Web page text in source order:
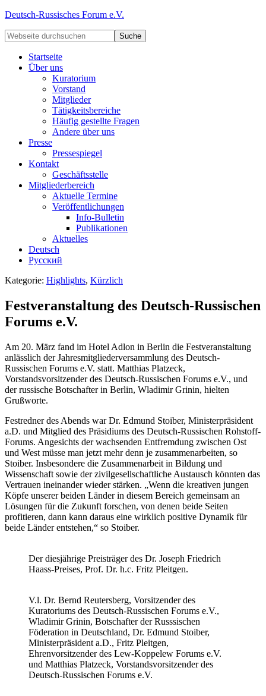
Deutsch-Russisches Forum e.V.
Startseite
Über uns
Kuratorium
Vorstand
Mitglieder
Tätigkeitsbereiche
Häufig gestellte Fragen
Andere über uns
Presse
Pressespiegel
Kontakt
Geschäftsstelle
Mitgliederbereich
Aktuelle Termine
Veröffentlichungen
Info-Bulletin
Publikationen
Aktuelles
Deutsch
Русский
Kategorie: Highlights, Kürzlich
Festveranstaltung des Deutsch-Russischen
Forums e.V.
Am 20. März fand im Hotel Adlon in Berlin die Festveranstaltung
anlässlich der Jahresmitgliederversammlung des Deutsch-
Russischen Forums e.V. statt. Matthias Platzeck,
Vorstandsvorsitzender des Deutsch-Russischen Forums e.V., und
der russische Botschafter in Berlin, Wladimir Grinin, hielten
Grußworte.
Festredner des Abends war Dr. Edmund Stoiber, Ministerpräsident
a.D. und Mitglied des Präsidiums des Deutsch-Russischen Rohstoff-
Forums. Angesichts der wachsenden Entfremdung zwischen Ost
und West müsse man jetzt mehr denn je zusammenarbeiten, so
Stoiber. Insbesondere die Zusammenarbeit in Bildung und
Wissenschaft sowie der zivilgesellschaftliche Austausch könnten das
Vertrauen ineinander wieder stärken. „Wenn die kreativen jungen
Köpfe unserer beiden Länder in diesem Bereich gemeinsam an
Lösungen für die Zukunft forschen, von denen beide Seiten
profitieren, dann kann daraus eine wirklich positive Dynamik für
beide Länder entstehen,“ so Stoiber.
Der diesjährige Preisträger des Dr. Joseph Friedrich
Haass-Preises, Prof. Dr. h.c. Fritz Pleitgen.
V.l. Dr. Bernd Reutersberg, Vorsitzender des
Kuratoriums des Deutsch-Russischen Forums e.V.,
Wladimir Grinin, Botschafter der Russsischen
Föderation in Deutschland, Dr. Edmund Stoiber,
Ministerpräsident a.D., Fritz Pleitgen,
Ehrenvorsitzender des Lew-Koppelew Forums e.V.
und Matthias Platzeck, Vorstandsvorsitzender des
Deutsch-Russischen Forums e.V.